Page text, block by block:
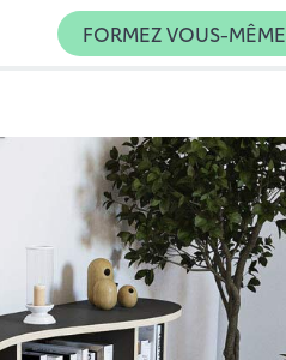
FORMEZ VOUS-MÊME